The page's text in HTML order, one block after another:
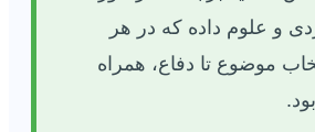
و علوم داده که در هر
موضوع تا دفاع، همراه